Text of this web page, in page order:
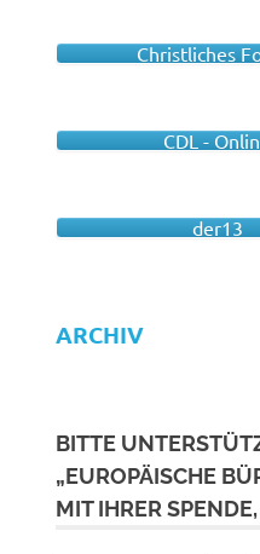
Christliches
CDL -
der13
ARCHIV
BITTE
„EUROPÄISCHE
MIT IHRER SPENDE,